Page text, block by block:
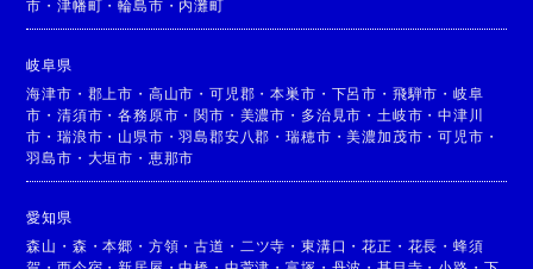
市 ・津幡町 ・輪島市 ・ 内灘町
岐阜県
海津市 ・ 郡上市 ・ 高山市 ・可児郡 ・本巣市 ・ 下呂市 ・ 飛騨市 ・ 岐阜
市 ・清須市 ・各務原市 ・関市 ・ 美濃市 ・ 多治見市 ・ 土岐市 ・中津川
市 ・瑞浪市 ・ 山県市 ・羽島郡安八郡 ・瑞穂市 ・美濃加茂市 ・可児市 ・
羽島市 ・ 大垣市 ・ 恵那市
愛知県
森山 ・ 森 ・本郷 ・ 方領 ・古道 ・ 二ツ寺 ・ 東溝口 ・花正 ・ 花長 ・ 蜂須